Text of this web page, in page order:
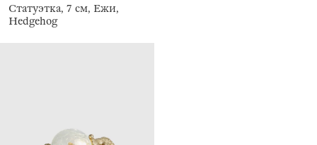
Статуэтка, 7 см, Ежи,
Hedgehog